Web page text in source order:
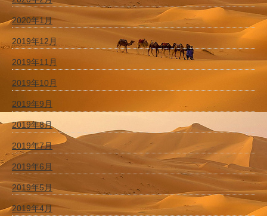
2020年1月
2019年12月
2019年11月
2019年10月
2019年9月
2019年8月
2019年7月
2019年6月
2019年5月
2019年4月